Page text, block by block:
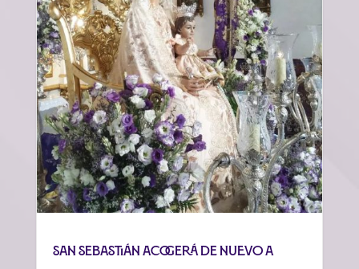
San Sebastián acogerá de nuevo a